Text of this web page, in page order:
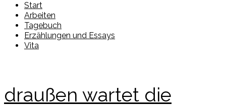
Start
Arbeiten
Tagebuch
Erzählungen und Essays
Vita
draußen wartet die